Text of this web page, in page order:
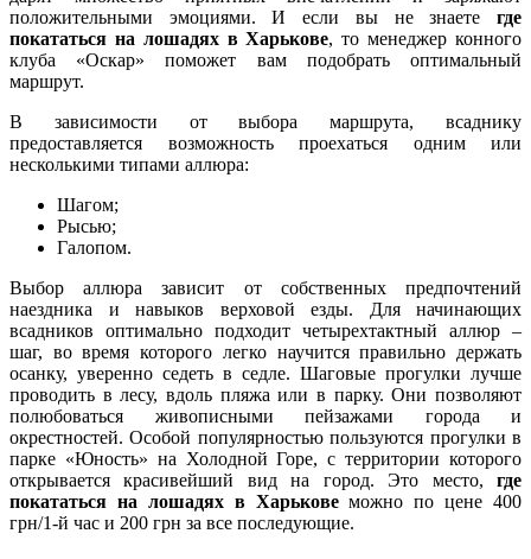
положительными эмоциями. И если вы не знаете где
покататься на лошадях в Харькове, то менеджер конного
клуба «Оскар» поможет вам подобрать оптимальный
маршрут.
В зависимости от выбора маршрута, всаднику
предоставляется возможность проехаться одним или
несколькими типами аллюра:
Шагом;
Рысью;
Галопом.
Выбор аллюра зависит от собственных предпочтений
наездника и навыков верховой езды. Для начинающих
всадников оптимально подходит четырехтактный аллюр –
шаг, во время которого легко научится правильно держать
осанку, уверенно седеть в седле. Шаговые прогулки лучше
проводить в лесу, вдоль пляжа или в парку. Они позволяют
полюбоваться живописными пейзажами города и
окрестностей. Особой популярностью пользуются прогулки в
парке «Юность» на Холодной Горе, с территории которого
открывается красивейший вид на город. Это место, где
покататься на лошадях в Харьковеможно по цене 400
грн/1-й час и 200 грн за все последующие.